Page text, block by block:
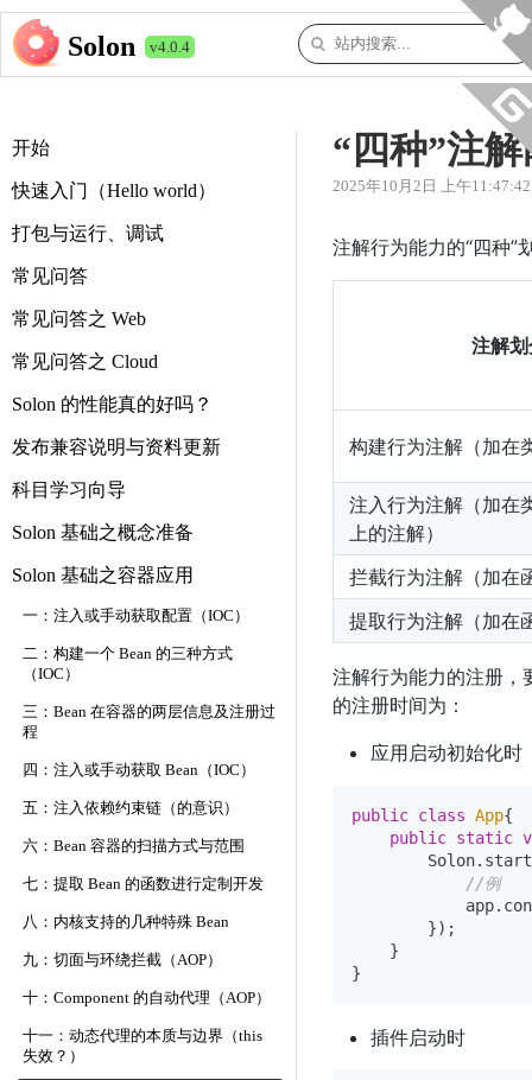
Solon v4.0.4
开始
快速入门（Hello world）
打包与运行、调试
常见问答
常见问答之 Web
常见问答之 Cloud
Solon 的性能真的好吗？
发布兼容说明与资料更新
科目学习向导
Solon 基础之概念准备
Solon 基础之容器应用
一：注入或手动获取配置（IOC）
二：构建一个 Bean 的三种方式
（IOC）
三：Bean 在容器的两层信息及注册过
程
四：注入或手动获取 Bean（IOC）
五：注入依赖约束链（的意识）
六：Bean 容器的扫描方式与范围
七：提取 Bean 的函数进行定制开发
八：内核支持的几种特殊 Bean
九：切面与环绕拦截（AOP）
十：Component 的自动代理（AOP）
十一：动态代理的本质与边界（this
失效？）
“四种”注
2025年10月2日 上午11:47:42
注解行为能力的“四种”
注解
构建行为注解（加在
注入行为注解（加在
上的注解）
拦截行为注解（加在
提取行为注解（加在
注解行为能力的注册，
的注册时间为：
应用启动初始化时
public class App{
public static
//例
        });
    }
插件启动时